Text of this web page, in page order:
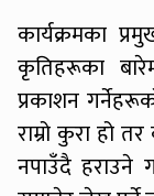
कार्यक्रमका
कृतिहरूका
प्रकाशन
राम्रो कुरा हो
नपाउँदै